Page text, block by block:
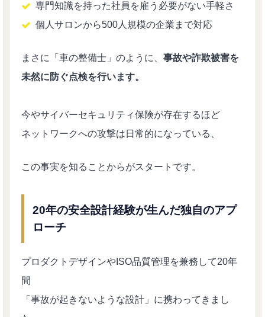
専門知識を持った社員を雇う必要がない手軽さ
個人サロンから500人規模の企業まで対応
まさに「車の整備士」のように、 事故や詐欺被害を
未然に防ぐ点検を行います。
今やサイバーセキュリティ保険が存在するほど
ネットワークへの攻撃は日常的になっている、
この事実を知ることからがスタートです。
20年の安全設計経験が生んだ独自のアプ
ローチ
プロダクトデザインやISO品質管理を兼務して20年
間
「事故が起きないような設計」に携わってきまし